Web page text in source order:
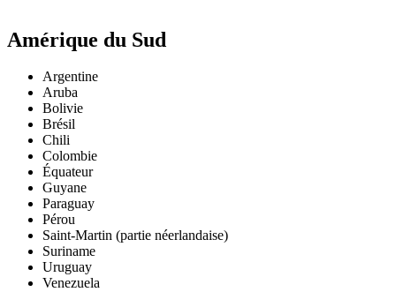
Amérique du Sud
Argentine
Aruba
Bolivie
Brésil
Chili
Colombie
Équateur
Guyane
Paraguay
Pérou
Saint-Martin (partie néerlandaise)
Suriname
Uruguay
Venezuela